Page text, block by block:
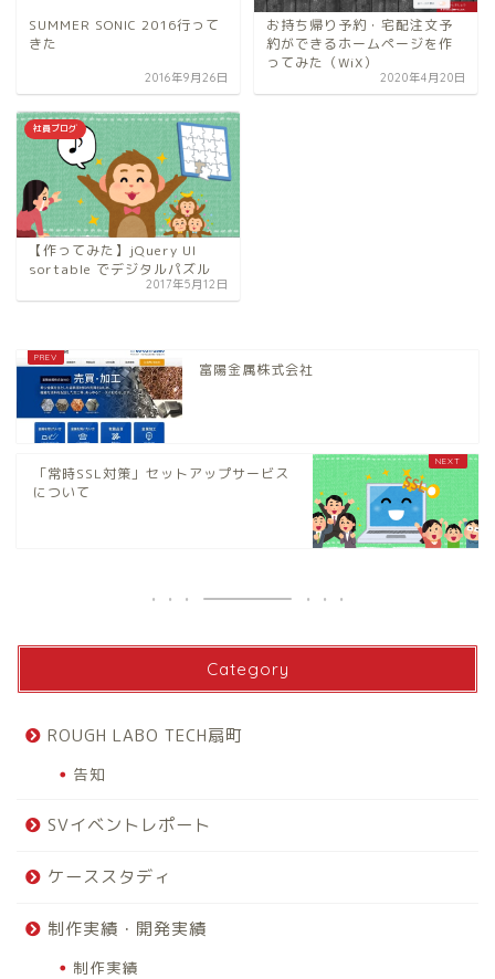
SUMMER SONIC 2016行って
きた
2016年9月26日
お持ち帰り予約・宅配注文予
約ができるホームページを作
ってみた（WiX）
2020年4月20日
社員ブログ
【作ってみた】jQuery UI
sortable でデジタルパズル
2017年5月12日
富陽金属株式会社
「常時SSL対策」セットアップサービス
について
Category
ROUGH LABO TECH扇町
告知
SVイベントレポート
ケーススタディ
制作実績・開発実績
制作実績